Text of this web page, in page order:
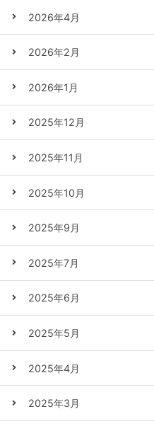
2026年4月
2026年2月
2026年1月
2025年12月
2025年11月
2025年10月
2025年9月
2025年7月
2025年6月
2025年5月
2025年4月
2025年3月